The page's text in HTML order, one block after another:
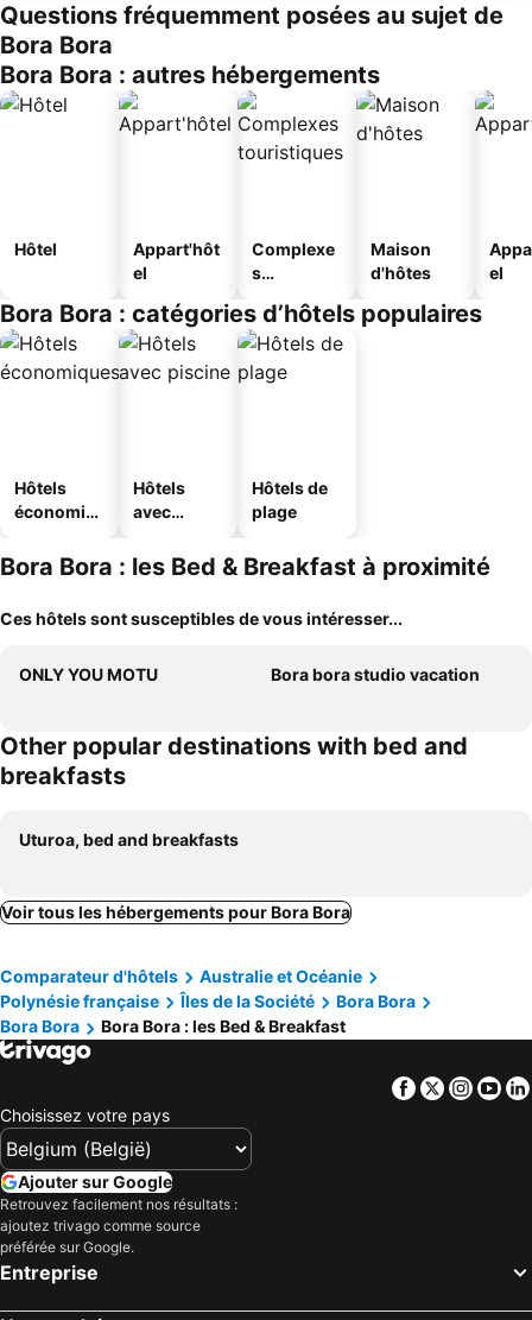
Questions fréquemment posées au sujet de
Bora Bora
Bora Bora : autres hébergements
Hôtel
Appart'hôt
el
Complexe
s
s
Maison
d'hôtes
el
Bora Bora : catégories d’hôtels populaires
Hôtels
économiq
Hôtels
avec
Hôtels de
plage
Bora Bora : les Bed & Breakfast à proximité
Ces hôtels sont susceptibles de vous intéresser...
ONLY YOU MOTU Bora bora studio vacation
Other popular destinations with bed and
breakfasts
Uturoa, bed and breakfasts
Voir tous les hébergements pour Bora Bora
Comparateur d'hôtels
Australie et Océanie
Polynésie française
Îles de la Société
Bora Bora
Bora Bora
Bora Bora : les Bed & Breakfast
Facebook
Twitter
Choisissez votre pays
Ajouter sur Google
Retrouvez facilement nos résultats :
ajoutez trivago comme source
préférée sur Google.
Entreprise